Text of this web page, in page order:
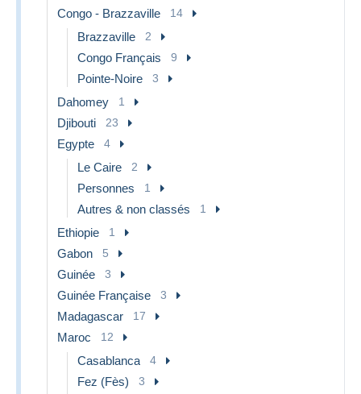
Congo - Brazzaville 14
Brazzaville 2
Congo Français 9
Pointe-Noire 3
Dahomey 1
Djibouti 23
Egypte 4
Le Caire 2
Personnes 1
Autres & non classés 1
Ethiopie 1
Gabon 5
Guinée 3
Guinée Française 3
Madagascar 17
Maroc 12
Casablanca 4
Fez (Fès) 3